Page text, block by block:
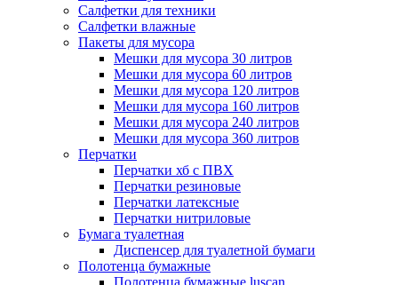
Салфетки для техники
Салфетки влажные
Пакеты для мусора
Мешки для мусора 30 литров
Мешки для мусора 60 литров
Мешки для мусора 120 литров
Мешки для мусора 160 литров
Мешки для мусора 240 литров
Мешки для мусора 360 литров
Перчатки
Перчатки хб с ПВХ
Перчатки резиновые
Перчатки латексные
Перчатки нитриловые
Бумага туалетная
Диспенсер для туалетной бумаги
Полотенца бумажные
Полотенца бумажные luscan